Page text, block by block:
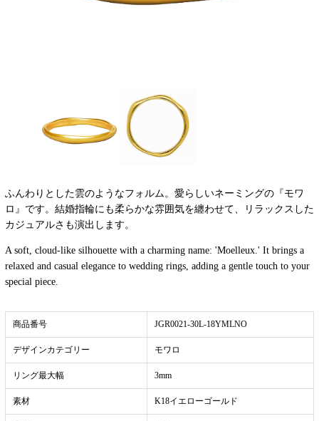
ふんわりとした雲のようなフォルム。愛らしいネーミングの『モワ
ロ』です。結婚指輪にも柔らかな雰囲気を纏わせて、リラックスした
カジュアルさも演出します。
A soft, cloud-like silhouette with a charming name: 'Moelleux.' It brings a
relaxed and casual elegance to wedding rings, adding a gentle touch to your
special piece.
商品番号 JGR0021-30L-18YMLNO
デザインカテゴリー モワロ
リング最大幅 3mm
素材 K18イエローゴールド